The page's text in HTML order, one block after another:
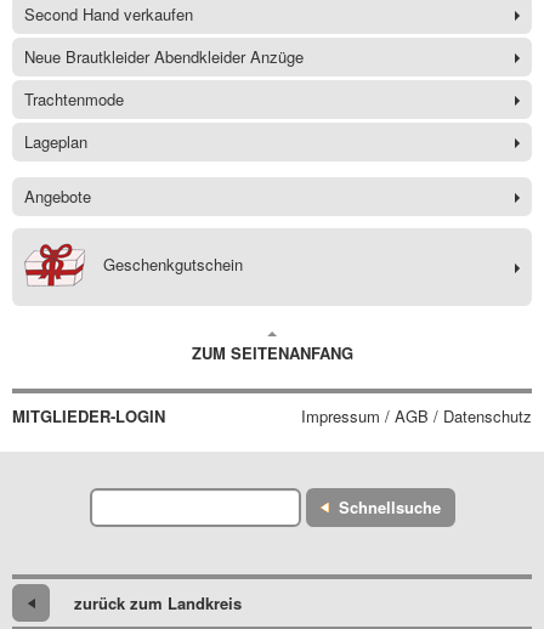
Second Hand verkaufen
Neue Brautkleider Abendkleider Anzüge
Trachtenmode
Lageplan
Angebote
Geschenkgutschein
ZUM SEITENANFANG
MITGLIEDER-LOGIN Impressum / AGB / Datenschutz
Schnellsuche
zurück zum Landkreis